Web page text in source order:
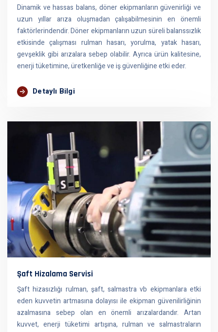
Dinamik ve hassas balans, döner ekipmanların güvenirliği ve
uzun yıllar arıza oluşmadan çalışabilmesinin en önemli
faktörlerindendir. Döner ekipmanların uzun süreli balanssızlık
etkisinde çalışması rulman hasarı, yorulma, yatak hasarı,
gevşeklik gibi arızalara sebep olabilir. Ayrıca ürün kalitesine,
enerji tüketimine, üretkenliğe ve iş güvenliğine etki eder.
Detaylı Bilgi
Şaft Hizalama Servisi
Şaft hizasızlığı rulman, şaft, salmastra vb ekipmanlara etki
eden kuvvetin artmasına dolayısı ile ekipman güvenilirliğinin
azalmasına sebep olan en önemli arızalardandır. Artan
kuvvet, enerji tüketimi artışına, rulman ve salmastraların